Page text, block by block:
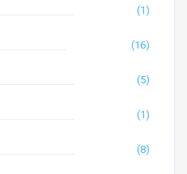
(1)
(16)
(5)
(1)
(8)